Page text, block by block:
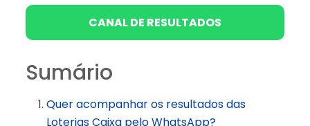
CANAL DE RESULTADOS
Sumário
Quer acompanhar os resultados das
Loterias Caixa pelo WhatsApp?